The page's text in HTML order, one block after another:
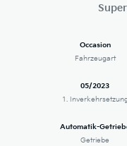
Occasion
Fahrzeugart
05/2023
1.
Automatik-
Getriebe